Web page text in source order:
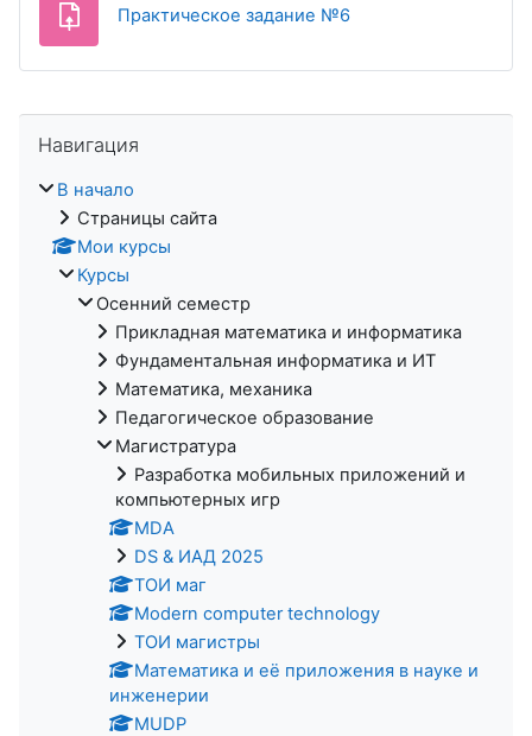
Практическое задание №6
Навигация
В начало
Страницы сайта
Мои курсы
Курсы
Осенний семестр
Прикладная математика и информатика
Фундаментальная информатика и ИТ
Математика, механика
Педагогическое образование
Магистратура
Разработка мобильных приложений и
компьютерных игр
MDA
DS & ИАД 2025
ТОИ маг
Modern computer technology
ТОИ магистры
Математика и её приложения в науке и
инженерии
MUDP